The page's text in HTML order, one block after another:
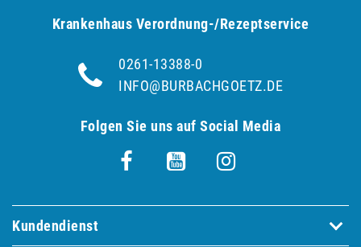
Krankenhaus Verordnung-/Rezeptservice
0261-13388-0
INFO@BURBACHGOETZ.DE
Folgen Sie uns auf Social Media
Kundendienst